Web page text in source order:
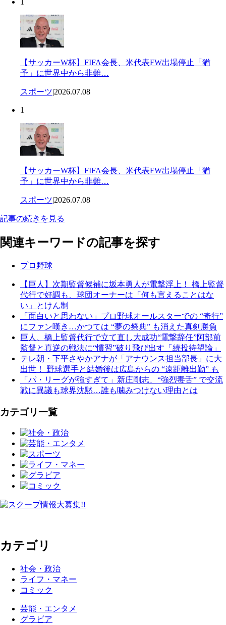
【サッカーW杯】FIFA会長、米代表FW出場停止「猶
予」に世界中から非難…
スポーツ|2026.07.08
1
【サッカーW杯】FIFA会長、米代表FW出場停止「猶
予」に世界中から非難…
スポーツ|2026.07.08
記事の続きを見る
関連キーワードの記事を探す
プロ野球
【巨人】次期監督候補に坂本勇人が電撃浮上！ 橋上監督
代行で好調も、球団オーナーは「何も言えることはな
い」とけん制
「面白いと思わない」プロ野球オールスターでの “奇行”
にファン嘆き…かつては “夢の祭典” も消えた真剣勝負
巨人、橋上監督代行で立て直し大成功“電撃辞任”阿部前
監督と真逆の戦法に“慣習”破り飛び出す「続投待望論」
テレ朝・下平さやかアナが「アナウンス担当部長」に大
出世！ 野球選手と結婚後は広島からの “遠距離出勤” も
「パ・リーグが強すぎて」新庄剛志、“強烈毒舌” で交流
戦に異議も球界沈黙…誰も噛みつけない理由とは
カテゴリ一覧
カテゴリ
社会・政治
ライフ・マネー
コミック
芸能・エンタメ
グラビア